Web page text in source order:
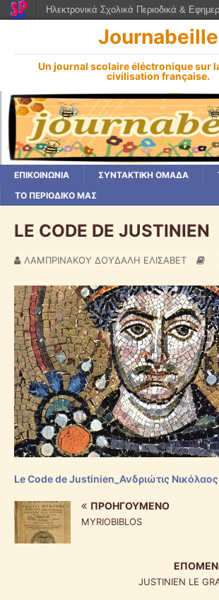
Journabeille
Un journal scolaire éléctronique sur
civilisation française.
ΕΠΙΚΟΙΝΩΝΙΑ ΣΥΝΤΑΚΤΙΚΗ ΟΜΑΔΑ
ΤΟ ΠΕΡΙΟΔΙΚΟ ΜΑΣ
LE CODE DE JUSTINIEN
ΛΑΜΠΡΙΝΑΚΟΥ ΔΟΥΔΑΛΗ ΕΛΙΣΑΒΕΤ
Le Code de Justinien_Ανδριώτις
ΠΡΟΗΓΟΎΜΕΝΟ
MYRIOBIBLOS
JUSTINIEN LE
Ηλεκτρονικά Σχολικά Περιοδικά &